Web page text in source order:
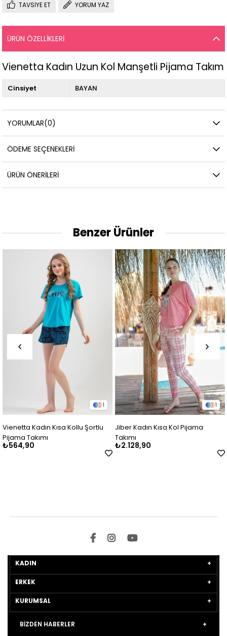
TAVSIYE ET YORUM YAZ
ÜRÜN ÖZELLIKLERI
Vienetta Kadın Uzun Kol Manşetli Pijama Takım
Cinsiyet BAYAN
YORUMLAR(0)
ÖDEME SEÇENEKLERI
ÜRÜN ÖNERILERI
Benzer Ürünler
Kadın Kısa Kollu Şortlu
Takımı
1
Jiber Kadın Kısa Kol Pijama
Takımı
₺2.128,90
KADIN
ERKEK
KURUMSAL
BİZDEN HABERLER